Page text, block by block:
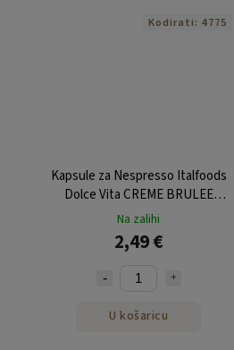
Kapsule za Nespresso Italfoods
Dolce Vita CREME BRULEE
mliječni napitak 10 kom
Na zalihi
2,49 €
U košaricu
Kodirati: 4775